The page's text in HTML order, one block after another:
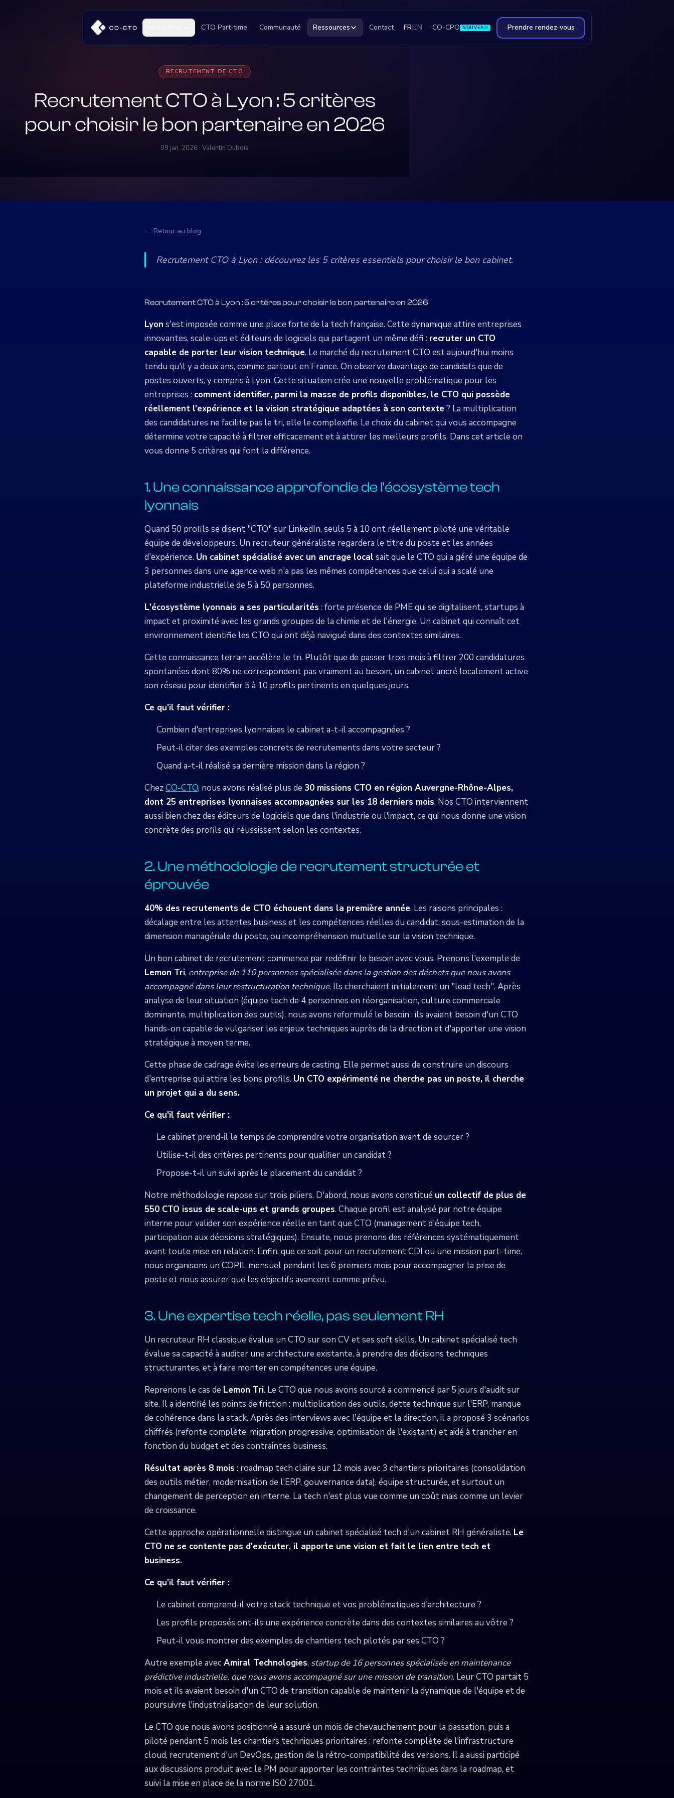
CTO Part-time Communauté Ressources Contact FR|EN CO-CPO NOUVEAU Prendre rendez-vous
RECRUTEMENT DE CTO
Recrutement CTO à Lyon : 5 critères
pour choisir le bon partenaire en 2026
09 jan. 2026 · Valentin Dubois
← Retour au blog
Recrutement CTO à Lyon : découvrez les 5 critères essentiels pour choisir le bon cabinet.
Recrutement CTO à Lyon : 5 critères pour choisir le bon partenaire en 2026
Lyon s'est imposée comme une place forte de la tech française. Cette dynamique attire entreprises
innovantes, scale-ups et éditeurs de logiciels qui partagent un même défi : recruter un CTO
capable de porter leur vision technique. Le marché du recrutement CTO est aujourd'hui moins
tendu qu'il y a deux ans, comme partout en France. On observe davantage de candidats que de
postes ouverts, y compris à Lyon. Cette situation crée une nouvelle problématique pour les
entreprises : comment identifier, parmi la masse de profils disponibles, le CTO qui possède
réellement l'expérience et la vision stratégique adaptées à son contexte? La multiplication
des candidatures ne facilite pas le tri, elle le complexifie. Le choix du cabinet qui vous accompagne
détermine votre capacité à filtrer efficacement et à attirer les meilleurs profils. Dans cet article on
vous donne 5 critères qui font la différence.
1. Une connaissance approfondie de l'écosystème tech
lyonnais
Quand 50 profils se disent "CTO" sur LinkedIn, seuls 5 à 10 ont réellement piloté une véritable
équipe de développeurs. Un recruteur généraliste regardera le titre du poste et les années
d'expérience. Un cabinet spécialisé avec un ancrage local sait que le CTO qui a géré une équipe de
3 personnes dans une agence web n'a pas les mêmes compétences que celui qui a scalé une
plateforme industrielle de 5 à 50 personnes.
L'écosystème lyonnais a ses particularités : forte présence de PME qui se digitalisent, startups à
impact et proximité avec les grands groupes de la chimie et de l'énergie. Un cabinet qui connaît cet
environnement identifie les CTO qui ont déjà navigué dans des contextes similaires.
Cette connaissance terrain accélère le tri. Plutôt que de passer trois mois à filtrer 200 candidatures
spontanées dont 80% ne correspondent pas vraiment au besoin, un cabinet ancré localement active
son réseau pour identifier 5 à 10 profils pertinents en quelques jours.
Ce qu'il faut vérifier :
Combien d'entreprises lyonnaises le cabinet a-t-il accompagnées ?
Peut-il citer des exemples concrets de recrutements dans votre secteur ?
Quand a-t-il réalisé sa dernière mission dans la région ?
ChezCO-CTO, nous avons réalisé plus de 30 missions CTO en région Auvergne-Rhône-Alpes,
dont 25 entreprises lyonnaises accompagnées sur les 18 derniers mois. Nos CTO interviennent
aussi bien chez des éditeurs de logiciels que dans l'industrie ou l'impact, ce qui nous donne une vision
concrète des profils qui réussissent selon les contextes.
2. Une méthodologie de recrutement structurée et
éprouvée
40% des recrutements de CTO échouent dans la première année. Les raisons principales :
décalage entre les attentes business et les compétences réelles du candidat, sous-estimation de la
dimension managériale du poste, ou incompréhension mutuelle sur la vision technique.
Un bon cabinet de recrutement commence par redéfinir le besoin avec vous. Prenons l'exemple de
Lemon Tri, entreprise de 110 personnes spécialisée dans la gestion des déchets que nous avons
accompagné dans leur restructuration technique. Ils cherchaient initialement un "lead tech". Après
analyse de leur situation (équipe tech de 4 personnes en réorganisation, culture commerciale
dominante, multiplication des outils), nous avons reformulé le besoin : ils avaient besoin d'un CTO
hands-on capable de vulgariser les enjeux techniques auprès de la direction et d'apporter une vision
stratégique à moyen terme.
Cette phase de cadrage évite les erreurs de casting. Elle permet aussi de construire un discours
d'entreprise qui attire les bons profils. Un CTO expérimenté ne cherche pas un poste, il cherche
un projet qui a du sens.
Ce qu'il faut vérifier :
Le cabinet prend-il le temps de comprendre votre organisation avant de sourcer ?
Utilise-t-il des critères pertinents pour qualifier un candidat ?
Propose-t-il un suivi après le placement du candidat ?
Notre méthodologie repose sur trois piliers. D'abord, nous avons constitué un collectif de plus de
550 CTO issus de scale-ups et grands groupes. Chaque profil est analysé par notre équipe
interne pour valider son expérience réelle en tant que CTO (management d'équipe tech,
participation aux décisions stratégiques). Ensuite, nous prenons des références systématiquement
avant toute mise en relation. Enfin, que ce soit pour un recrutement CDI ou une mission part-time,
nous organisons un COPIL mensuel pendant les 6 premiers mois pour accompagner la prise de
poste et nous assurer que les objectifs avancent comme prévu.
3. Une expertise tech réelle, pas seulement RH
Un recruteur RH classique évalue un CTO sur son CV et ses soft skills. Un cabinet spécialisé tech
évalue sa capacité à auditer une architecture existante, à prendre des décisions techniques
structurantes, et à faire monter en compétences une équipe.
Reprenons le cas de Lemon Tri. Le CTO que nous avons sourcé a commencé par 5 jours d'audit sur
site. Il a identifié les points de friction : multiplication des outils, dette technique sur l'ERP, manque
de cohérence dans la stack. Après des interviews avec l'équipe et la direction, il a proposé 3 scénarios
chiffrés (refonte complète, migration progressive, optimisation de l'existant) et aidé à trancher en
fonction du budget et des contraintes business.
Résultat après 8 mois : roadmap tech claire sur 12 mois avec 3 chantiers prioritaires (consolidation
des outils métier, modernisation de l'ERP, gouvernance data), équipe structurée, et surtout un
changement de perception en interne. La tech n'est plus vue comme un coût mais comme un levier
de croissance.
Cette approche opérationnelle distingue un cabinet spécialisé tech d'un cabinet RH généraliste. Le
CTO ne se contente pas d'exécuter, il apporte une vision et fait le lien entre tech et
business.
Ce qu'il faut vérifier :
Le cabinet comprend-il votre stack technique et vos problématiques d'architecture ?
Les profils proposés ont-ils une expérience concrète dans des contextes similaires au vôtre ?
Peut-il vous montrer des exemples de chantiers tech pilotés par ses CTO ?
Autre exemple avecAmiral Technologies, startup de 16 personnes spécialisée en maintenance
prédictive industrielle, que nous avons accompagné sur une mission de transition. Leur CTO partait 5
mois et ils avaient besoin d'un CTO de transition capable de maintenir la dynamique de l'équipe et de
poursuivre l'industrialisation de leur solution.
Le CTO que nous avons positionné a assuré un mois de chevauchement pour la passation, puis a
piloté pendant 5 mois les chantiers techniques prioritaires : refonte complète de l'infrastructure
cloud, recrutement d'un DevOps, gestion de la rétro-compatibilité des versions. Il a aussi participé
aux discussions produit avec le PM pour apporter les contraintes techniques dans la roadmap, et
suivi la mise en place de la norme ISO 27001.